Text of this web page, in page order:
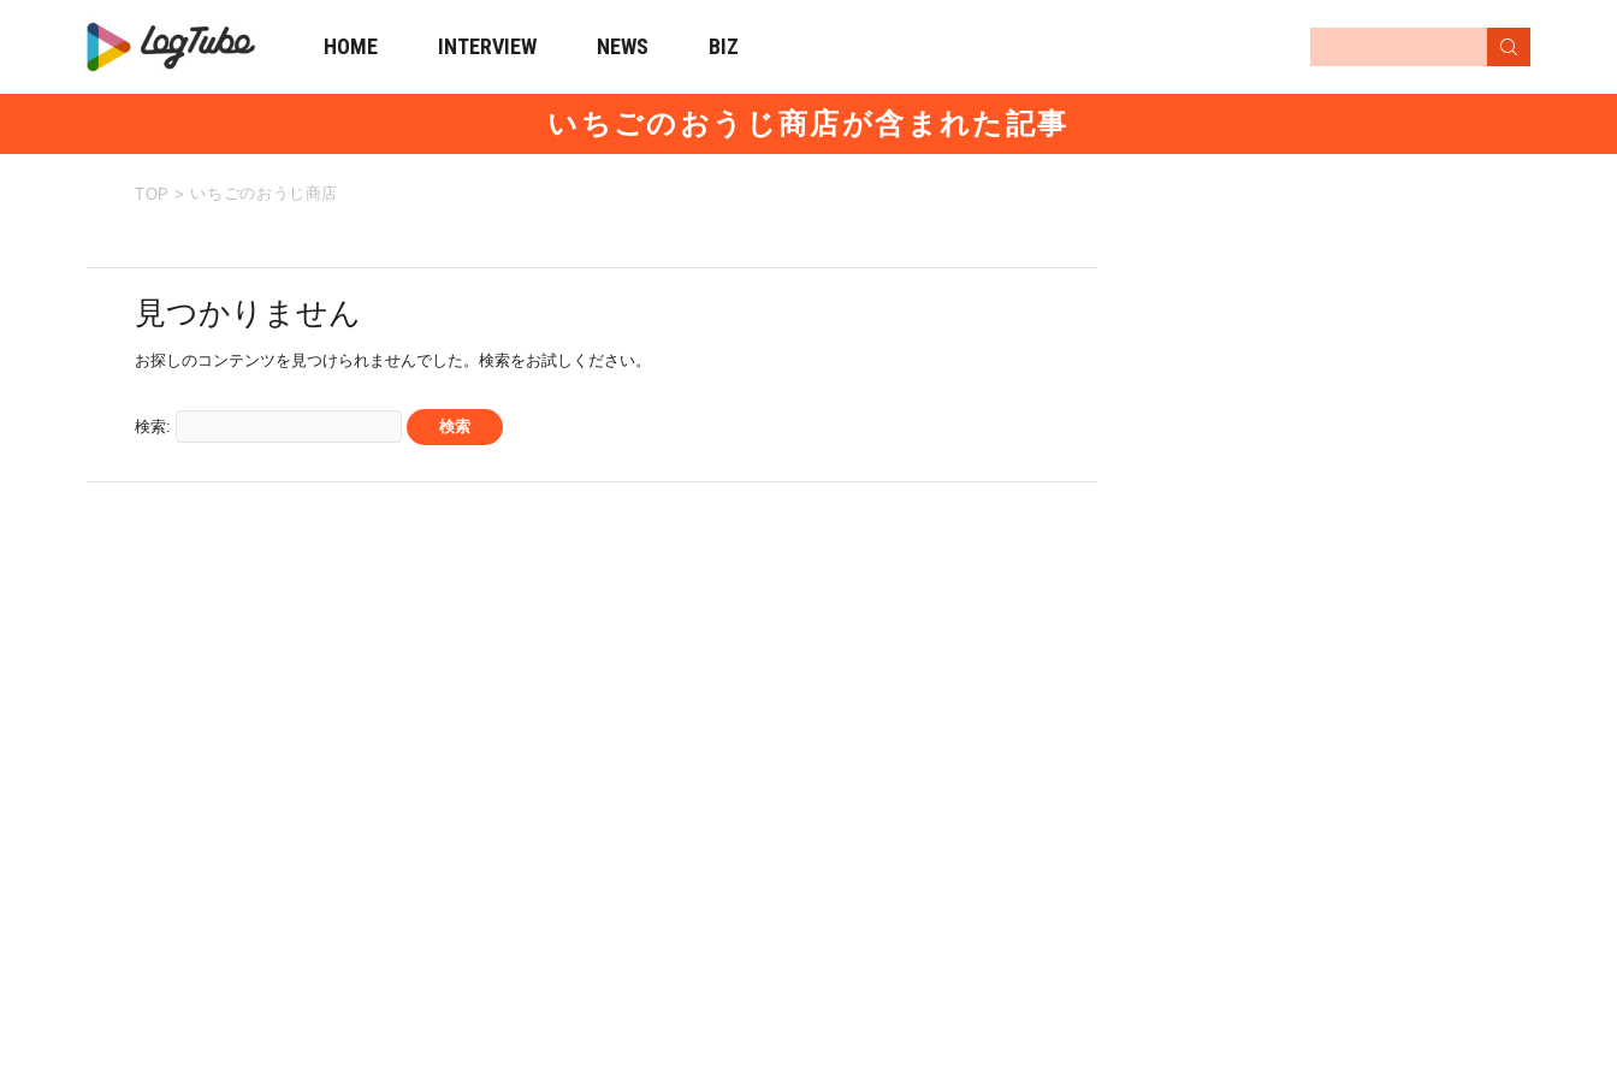
HOME INTERVIEW NEWS BIZ
いちごのおうじ商店が含まれた記事
TOP > いちごのおうじ商店
見つかりません
お探しのコンテンツを見つけられませんでした。検索をお試しください。
検索: